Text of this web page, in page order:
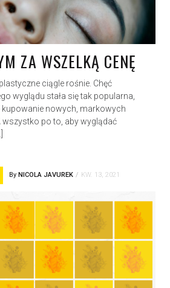
ZA WSZELKĄ CENĘ
ciągle rośnie. Chęć
wyglądu stała się tak popularna,
kupowanie nowych, markowych
wszystko po to, aby wyglądać
By NICOLA JAVUREK KW. 13, 2021